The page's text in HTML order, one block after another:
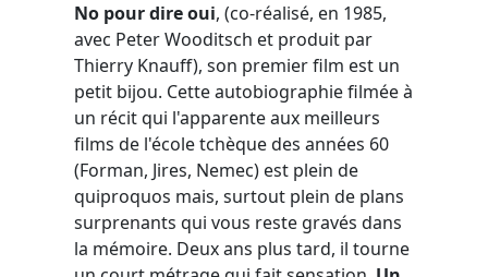
No pour dire oui, (co-réalisé, en 1985,
avec Peter Wooditsch et produit par
Thierry Knauff), son premier film est un
petit bijou. Cette autobiographie filmée à
un récit qui l'apparente aux meilleurs
films de l'école tchèque des années 60
(Forman, Jires, Nemec) est plein de
quiproquos mais, surtout plein de plans
surprenants qui vous reste gravés dans
la mémoire. Deux ans plus tard, il tourne